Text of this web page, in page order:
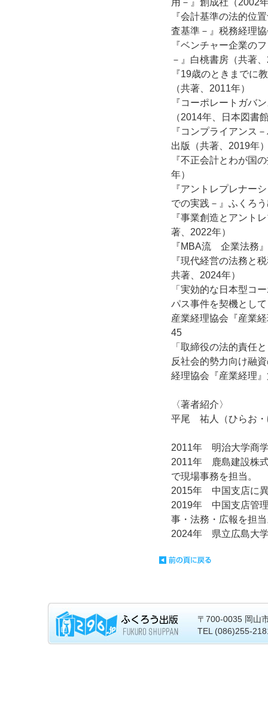
用－』創成社（2002
『会計基準の法的位
査基準－』税務経理
『ベンチャー企業の
－』白桃書房（共著
『19歳のときまでに
（共著、2011年）
『コーポレートガバ
（2014年、日本図書
『コンプライアンス
出版（共著、2019年
『不正会計とわが国
年）
『アントレプレナー
での実践－』ふくろ
『事業創造とアント
著、2022年）
『MBA流 企業法務
『現代経営の法務と
共著、2024年）
「実効的な日本型コ
パス事件を契機とし
産業経理協会『産業
45
「取締役の法的責任
反社会的勢力向け融
経理協会『産業経理
〈著者紹介〉
平尾 祐人（ひらお・
2011年 明治大学商
2011年 鹿島建設株
で現場事務を担当。
2015年 中国支店に
2019年 中国支店管
事・法務・広報を担
2024年 県立広島大
〒700-0035 岡山
TEL (086)255-